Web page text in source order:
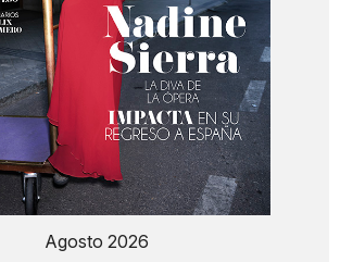
Agosto 2026